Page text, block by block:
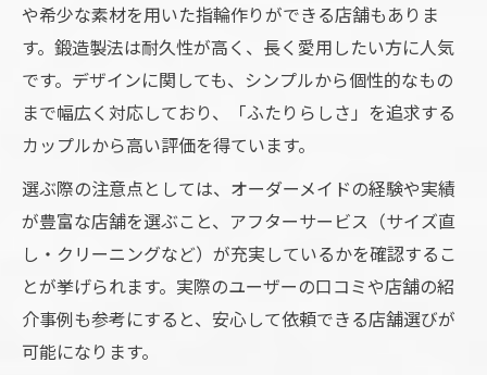
や希少な素材を用いた指輪作りができる店舗もありま
す。鍛造製法は耐久性が高く、長く愛用したい方に人気
です。デザインに関しても、シンプルから個性的なもの
まで幅広く対応しており、「ふたりらしさ」を追求する
カップルから高い評価を得ています。
選ぶ際の注意点としては、オーダーメイドの経験や実績
が豊富な店舗を選ぶこと、アフターサービス（サイズ直
し・クリーニングなど）が充実しているかを確認するこ
とが挙げられます。実際のユーザーの口コミや店舗の紹
介事例も参考にすると、安心して依頼できる店舗選びが
可能になります。